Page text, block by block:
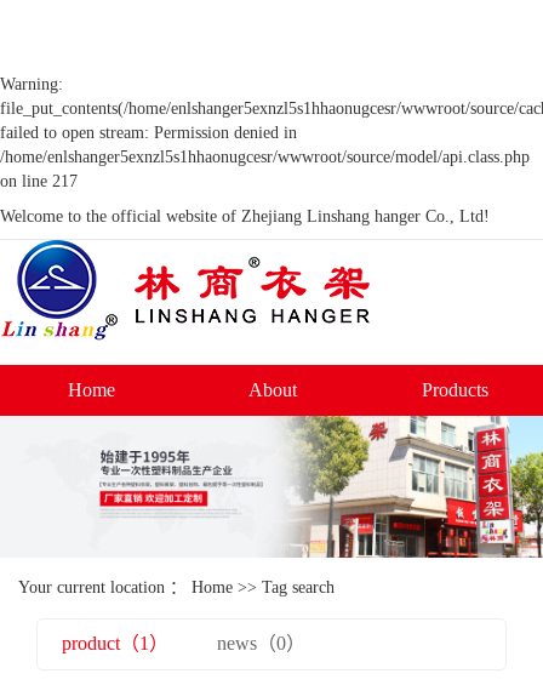
Warning:
file_put_contents(/home/enlshanger5exnzl5s1hhaonugcesr/wwwroot/source/
failed to open stream: Permission denied in
/home/enlshanger5exnzl5s1hhaonugcesr/wwwroot/source/model/api.class.php
on line 217
Welcome to the official website of Zhejiang Linshang hanger Co., Ltd!
Home About Products
Your current location ： Home >> Tag search
product（1） news（0）